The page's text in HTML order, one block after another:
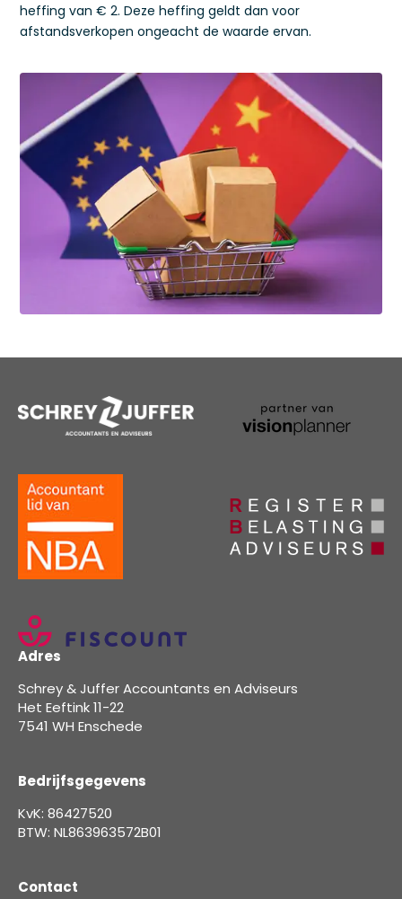
heffing van € 2. Deze heffing geldt dan voor
afstandsverkopen ongeacht de waarde ervan.
Adres
Schrey & Juffer Accountants en Adviseurs
Het Eeftink 11-22
7541 WH Enschede
Bedrijfsgegevens
KvK: 86427520
BTW: NL863963572B01
Contact